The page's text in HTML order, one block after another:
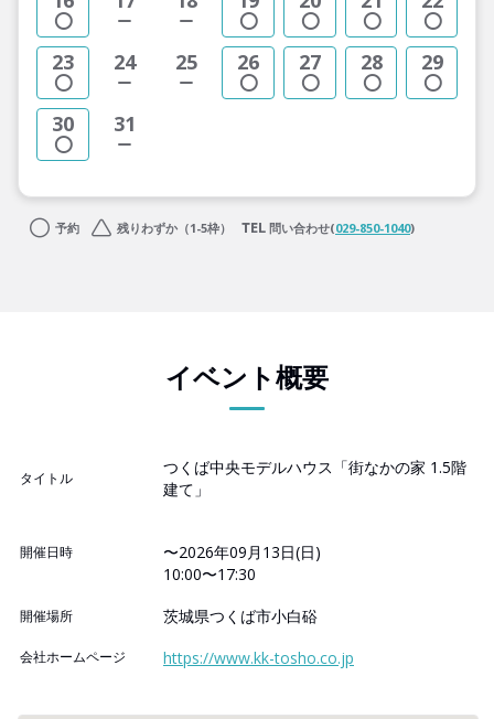
23 24 25 26 27 28 29
30 31
予約 残りわずか（1-5枠） 問い合わせ(029-850-1040)
イベント概要
タイトル
つくば中央モデルハウス「街なかの家 1.5階
建て」
開催日時
〜2026年09月13日(日)
10:00〜17:30
開催場所 茨城県つくば市小白硲
会社ホームページ https://www.kk-tosho.co.jp